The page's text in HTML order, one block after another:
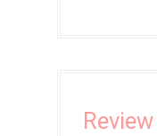
Review